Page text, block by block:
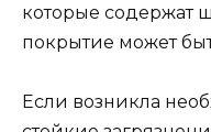
которые содержат
покрытие может
Если возникла